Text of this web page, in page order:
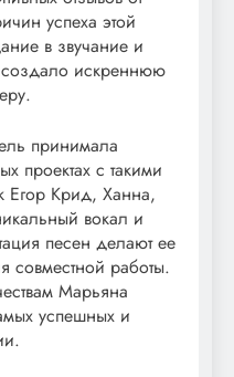
успеха этой
в звучание и
создало искреннюю
принимала
проектах с такими
Егор Крид, Ханна,
вокал и
песен делают ее
совместной работы.
Марьяна
успешных и